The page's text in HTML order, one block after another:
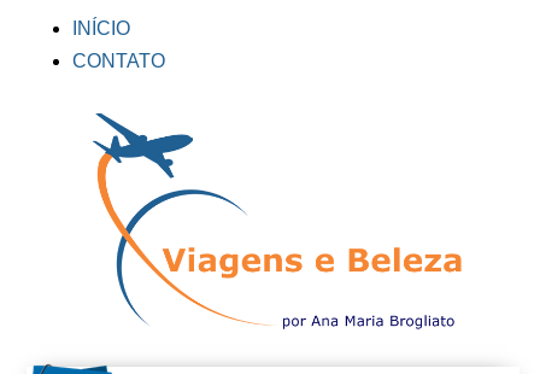
INÍCIO
CONTATO